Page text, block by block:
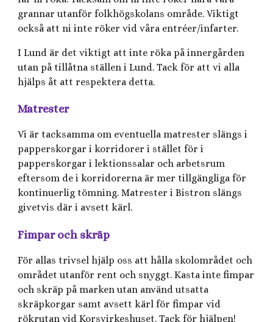
grannar utanför folkhögskolans område. Viktigt
också att ni inte röker vid våra entréer/infarter.
I Lund är det viktigt att inte röka på innergården
utan på tillåtna ställen i Lund. Tack för att vi alla
hjälps åt att respektera detta.
Matrester
Vi är tacksamma om eventuella matrester slängs i
papperskorgar i korridorer i stället för i
papperskorgar i lektionssalar och arbetsrum
eftersom de i korridorerna är mer tillgängliga för
kontinuerlig tömning. Matrester i Bistron slängs
givetvis där i avsett kärl.
Fimpar och skräp
För allas trivsel hjälp oss att hålla skolområdet och
området utanför rent och snyggt. Kasta inte fimpar
och skräp på marken utan använd utsatta
skräpkorgar samt avsett kärl för fimpar vid
rökrutan vid Korsvirkeshuset. Tack för hjälpen!